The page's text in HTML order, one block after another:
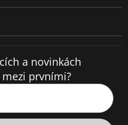
a novinkách
mezi prvními?